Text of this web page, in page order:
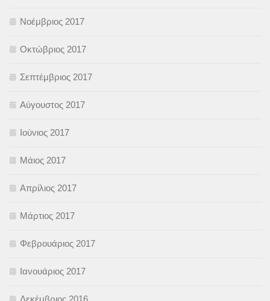
Νοέμβριος 2017
Οκτώβριος 2017
Σεπτέμβριος 2017
Αύγουστος 2017
Ιούνιος 2017
Μάιος 2017
Απρίλιος 2017
Μάρτιος 2017
Φεβρουάριος 2017
Ιανουάριος 2017